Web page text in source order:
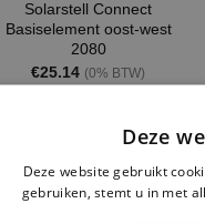
Solarstell Connect
Basiselement oost-west
2080
€25.14 (0% BTW)
Deze
Deze website gebruikt
gebruiken, stemt u in met